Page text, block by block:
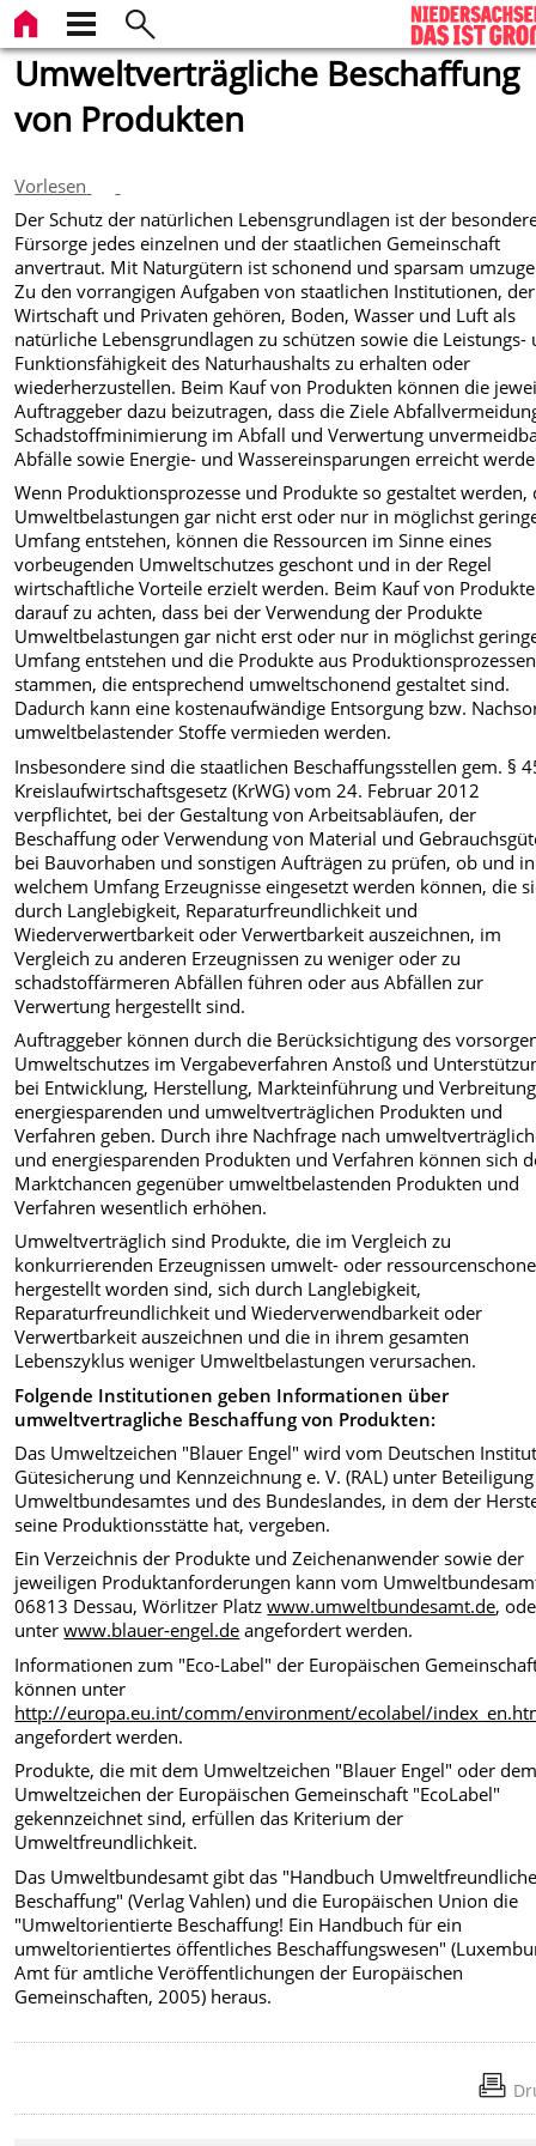
Umweltverträgliche Beschaffung
von Produkten
Vorlesen
Der Schutz der natürlichen Lebensgrundlagen ist der
Fürsorge jedes einzelnen und der staatlichen Gemeinschaft
anvertraut. Mit Naturgütern ist schonend und sparsam
Zu den vorrangigen Aufgaben von staatlichen Institutionen, der
Wirtschaft und Privaten gehören, Boden, Wasser und Luft als
natürliche Lebensgrundlagen zu schützen sowie die Leistungs-
Funktionsfähigkeit des Naturhaushalts zu erhalten oder
wiederherzustellen. Beim Kauf von Produkten können die
Auftraggeber dazu beizutragen, dass die Ziele
Schadstoffminimierung im Abfall und Verwertung
Abfälle sowie Energie- und Wassereinsparungen erreicht
Wenn Produktionsprozesse und Produkte so gestaltet werden,
Umweltbelastungen gar nicht erst oder nur in möglichst
Umfang entstehen, können die Ressourcen im Sinne eines
vorbeugenden Umweltschutzes geschont und in der Regel
wirtschaftliche Vorteile erzielt werden. Beim Kauf von
darauf zu achten, dass bei der Verwendung der Produkte
Umweltbelastungen gar nicht erst oder nur in möglichst
Umfang entstehen und die Produkte aus Produktionsprozessen
stammen, die entsprechend umweltschonend gestaltet sind.
Dadurch kann eine kostenaufwändige Entsorgung bzw.
umweltbelastender Stoffe vermieden werden.
Insbesondere sind die staatlichen Beschaffungsstellen gem. §
Kreislaufwirtschaftsgesetz (KrWG) vom 24. Februar 2012
verpflichtet, bei der Gestaltung von Arbeitsabläufen, der
Beschaffung oder Verwendung von Material und
bei Bauvorhaben und sonstigen Aufträgen zu prüfen, ob und in
welchem Umfang Erzeugnisse eingesetzt werden können, die
durch Langlebigkeit, Reparaturfreundlichkeit und
Wiederverwertbarkeit oder Verwertbarkeit auszeichnen, im
Vergleich zu anderen Erzeugnissen zu weniger oder zu
schadstoffärmeren Abfällen führen oder aus Abfällen zur
Verwertung hergestellt sind.
Auftraggeber können durch die Berücksichtigung des
Umweltschutzes im Vergabeverfahren Anstoß und
bei Entwicklung, Herstellung, Markteinführung und
energiesparenden und umweltverträglichen Produkten und
Verfahren geben. Durch ihre Nachfrage nach
und energiesparenden Produkten und Verfahren können sich
Marktchancen gegenüber umweltbelastenden Produkten und
Verfahren wesentlich erhöhen.
Umweltverträglich sind Produkte, die im Vergleich zu
konkurrierenden Erzeugnissen umwelt- oder
hergestellt worden sind, sich durch Langlebigkeit,
Reparaturfreundlichkeit und Wiederverwendbarkeit oder
Verwertbarkeit auszeichnen und die in ihrem gesamten
Lebenszyklus weniger Umweltbelastungen verursachen.
Folgende Institutionen geben Informationen über
umweltvertragliche Beschaffung von Produkten:
Das Umweltzeichen "Blauer Engel" wird vom Deutschen
Gütesicherung und Kennzeichnung e. V. (RAL) unter
Umweltbundesamtes und des Bundeslandes, in dem der
seine Produktionsstätte hat, vergeben.
Ein Verzeichnis der Produkte und Zeichenanwender sowie der
jeweiligen Produktanforderungen kann vom
06813 Dessau, Wörlitzer Platzwww.umweltbundesamt.de,
unterwww.blauer-engel.de angefordert werden.
Informationen zum "Eco-Label" der Europäischen
können unter
http://europa.eu.int/comm/environment/ecolabel/
angefordert werden.
Produkte, die mit dem Umweltzeichen "Blauer Engel" oder
Umweltzeichen der Europäischen Gemeinschaft "EcoLabel"
gekennzeichnet sind, erfüllen das Kriterium der
Umweltfreundlichkeit.
Das Umweltbundesamt gibt das "Handbuch
Beschaffung" (Verlag Vahlen) und die Europäischen Union die
"Umweltorientierte Beschaffung! Ein Handbuch für ein
umweltorientiertes öffentliches Beschaffungswesen"
Amt für amtliche Veröffentlichungen der Europäischen
Gemeinschaften, 2005) heraus.